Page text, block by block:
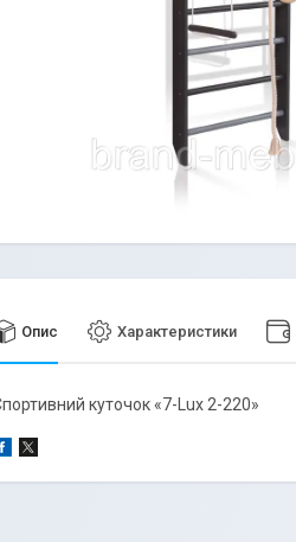
Опис Характеристики
куточок «7-Lux 2-220»